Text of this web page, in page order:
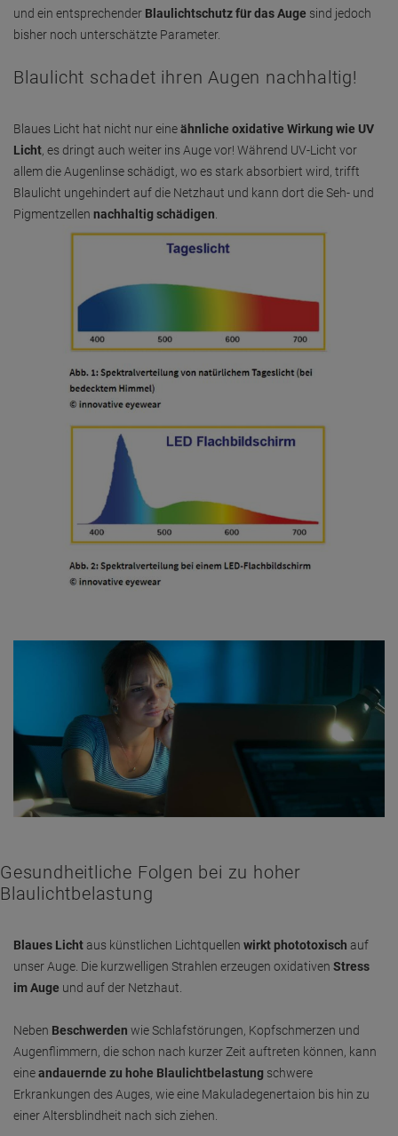
und ein entsprechender Blaulichtschutz für das Auge sind jedoch
bisher noch unterschätzte Parameter.
Blaulicht schadet ihren Augen nachhaltig!
Blaues Licht hat nicht nur eineähnliche oxidative Wirkung wie UV
Licht , es dringt auch weiter ins Auge vor! Während UV-Licht vor
allem die Augenlinse schädigt, wo es stark absorbiert wird, trifft
Blaulicht ungehindert auf die Netzhaut und kann dort die Seh- und
Pigmentzellen nachhaltig schädigen
Gesundheitliche Folgen bei zu hoher
Blaulichtbelastung
Blaues Lichtaus künstlichen Lichtquellen wirkt phototoxisch auf
unser Auge. Die kurzwelligen Strahlen erzeugen oxidativen Stress
im Auge und auf der Netzhaut.
Neben Beschwerden wie Schlafstörungen, Kopfschmerzen und
Augenflimmern, die schon nach kurzer Zeit auftreten können, kann
eineandauernde zu hohe Blaulichtbelastung schwere
Erkrankungen des Auges, wie eine Makuladegenertaion bis hin zu
einer Altersblindheit nach sich ziehen.